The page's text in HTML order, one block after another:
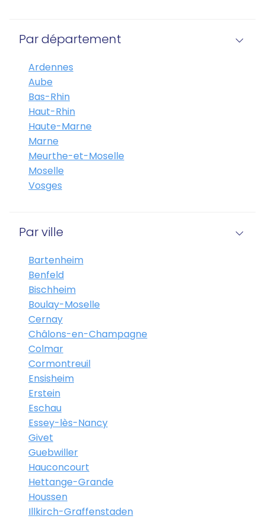
Par département
Ardennes
Aube
Bas-Rhin
Haut-Rhin
Haute-Marne
Marne
Meurthe-et-Moselle
Moselle
Vosges
Par ville
Bartenheim
Benfeld
Bischheim
Boulay-Moselle
Cernay
Châlons-en-Champagne
Colmar
Cormontreuil
Ensisheim
Erstein
Eschau
Essey-lès-Nancy
Givet
Guebwiller
Hauconcourt
Hettange-Grande
Houssen
Illkirch-Graffenstaden